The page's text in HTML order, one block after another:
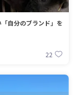
自分のブランド」を
22